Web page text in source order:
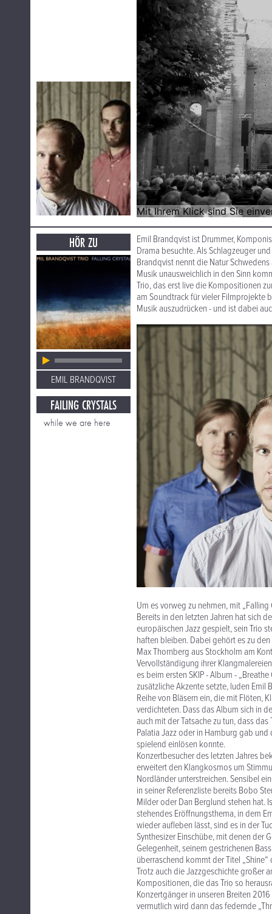
HÖR ZU
EMIL BRANDQVIST
FAILING CRYSTALS
while we are here
Emil Brandqvist ist Drummer,
Drama besuchte. Als Schlagzeuger
Brandqvist nennt die Natur
Musik unausweichlich in den Sinn
Trio, das erst live die Kompositionen
am Soundtrack für vieler Filmprojekte
Musik auszudrücken - und ist dabei
Um es vorweg zu nehmen, mit
Bereits in den letzten Jahren hat sich
europäischen Jazz gespielt, sein Trio
haften bleiben. Dabei gehört es zu
Max Thornberg aus Stockholm am
Vervollständigung ihrer
es beim ersten SKIP - Album -
zusätzliche Akzente setzte, luden Emil
Reihe von Bläsern ein, die mit Flöten,
verdichteten. Dass das Album sich in
auch mit der Tatsache zu tun, dass
Palatia Jazz oder in Hamburg gab
spielend einlösen konnte.
Konzertbesucher des letzten Jahres
erweitert den Klangkosmos um
Nordländer unterstreichen. Sensibel
in seiner Referenzliste bereits Bobo
Milder oder Dan Berglund stehen hat.
stehendes Eröffnungsthema, in dem
wieder aufleben lässt, sind es in der
Synthesizer Einschübe, mit denen der
Gelegenheit, seinem gestrichenen
überraschend kommt der Titel
Trotz auch die Jazzgeschichte großer
Kompositionen, die das Trio so
Konzertgänger in unseren Breiten
vermutlich wird dann das federnde